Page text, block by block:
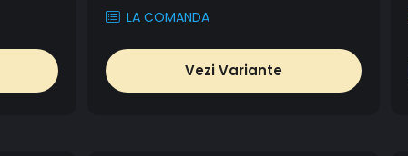
LA COMANDA
Vezi Variante